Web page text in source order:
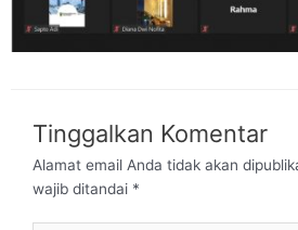
Tinggalkan Komentar
Alamat email Anda tidak akan
wajib ditandai *